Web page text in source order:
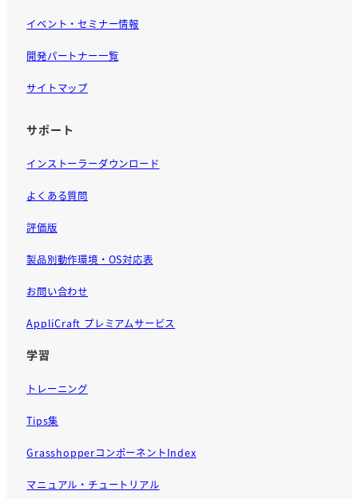
イベント・セミナー情報
開発パートナー一覧
サイトマップ
サポート
インストーラーダウンロード
よくある質問
評価版
製品別動作環境・OS対応表
お問い合わせ
AppliCraft プレミアムサービス
学習
トレーニング
Tips集
GrasshopperコンポーネントIndex
マニュアル・チュートリアル